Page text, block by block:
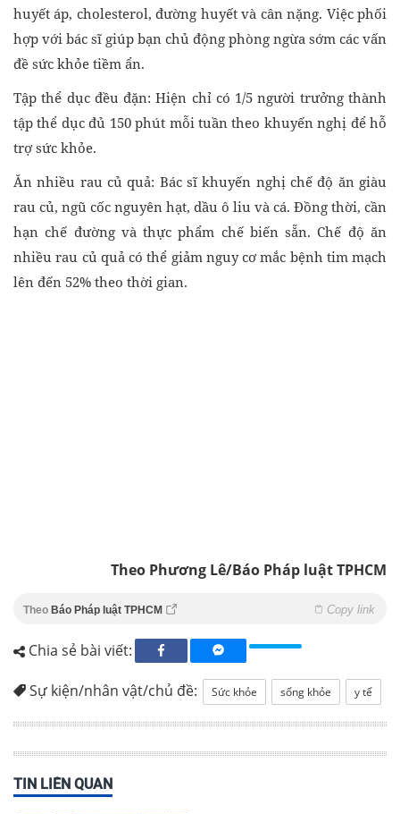
huyết áp, cholesterol, đường huyết và cân nặng. Việc phối
hợp với bác sĩ giúp bạn chủ động phòng ngừa sớm các vấn
đề sức khỏe tiềm ẩn.
Tập thể dục đều đặn: Hiện chỉ có 1/5 người trưởng thành
tập thể dục đủ 150 phút mỗi tuần theo khuyến nghị để hỗ
trợ sức khỏe.
Ăn nhiều rau củ quả: Bác sĩ khuyến nghị chế độ ăn giàu
rau củ, ngũ cốc nguyên hạt, dầu ô liu và cá. Đồng thời, cần
hạn chế đường và thực phẩm chế biến sẵn. Chế độ ăn
nhiều rau củ quả có thể giảm nguy cơ mắc bệnh tim mạch
lên đến 52% theo thời gian.
Theo Phương Lê/Báo Pháp luật TPHCM
Theo Báo Pháp luật TPHCM Copy link
Chia sẻ bài viết:
Sự kiện/nhân vật/chủ đề: Sức khỏe sống khỏe y tế
TIN LIÊN QUAN